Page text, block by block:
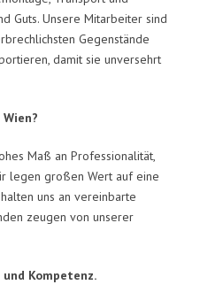
Guts. Unsere Mitarbeiter sind
Gegenstände
damit sie unversehrt
Maß an Professionalität,
legen großen Wert auf eine
uns an vereinbarte
zeugen von unserer
Kompetenz.